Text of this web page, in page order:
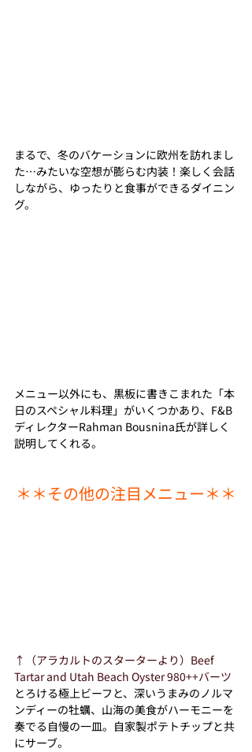
まるで、冬のバケーションに欧州を訪れまし
た…みたいな空想が膨らむ内装！楽しく会話
しながら、ゆったりと食事ができるダイニン
グ。
メニュー以外にも、黒板に書きこまれた「本
日のスペシャル料理」がいくつかあり、F&B
ディレクターRahman Bousnina氏が詳しく
説明してくれる。
＊＊その他の注目メニュー＊＊
↑（アラカルトのスターターより）Beef
Tartar and Utah Beach Oyster 980++バーツ
とろける極上ビーフと、深いうまみのノルマ
ンディーの牡蠣、山海の美食がハーモニーを
奏でる自慢の一皿。自家製ポテトチップと共
にサーブ。